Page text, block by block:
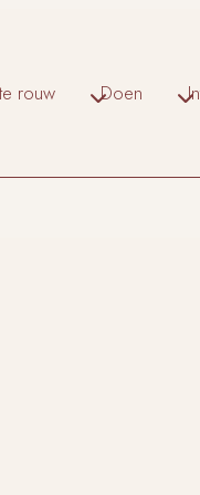
rouw Doen